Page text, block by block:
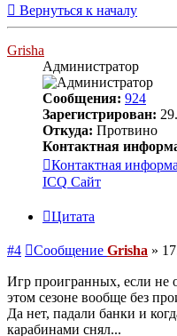
Вернуться к началу
Grisha
Администратор
Сообщения: 924
Зарегистрирован:
Откуда: Протвино
Контактная
Контактная
ICQ Сайт
Цитата
#4 Сообщение Grisha »
Игр проигранных, если не
этом сезоне вообще без
Да нет, падали банки и
карабинами снял...